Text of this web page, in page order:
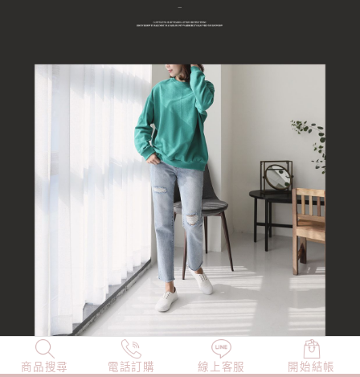
商品搜尋 電話訂購 線上客服 開始結帳
NEW 店長精選 TOP100 小編穿搭